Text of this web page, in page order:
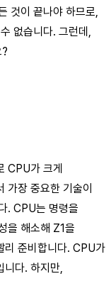
것이 끝나야 하므로,
없습니다. 그런데,
CPU가 크게
가장 중요한 기술이
. CPU는 명령을
을 해소해 Z1을
리 준비합니다. CPU가
다. 하지만,